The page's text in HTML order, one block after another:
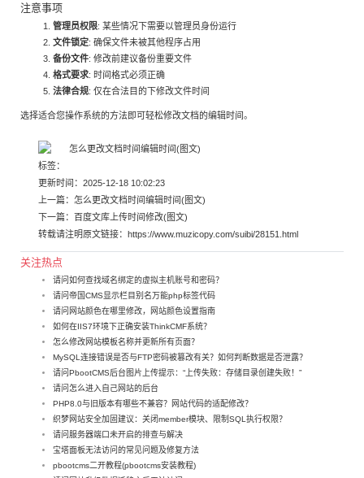
注意事项
管理员权限: 某些情况下需要以管理员身份运行
文件锁定: 确保文件未被其他程序占用
备份文件: 修改前建议备份重要文件
格式要求: 时间格式必须正确
法律合规: 仅在合法目的下修改文件时间
选择适合您操作系统的方法即可轻松修改文档的编辑时间。
标签：
更新时间：2025-12-18 10:02:23
上一篇： 怎么更改文档时间编辑时间(图文)
下一篇： 百度文库上传时间修改(图文)
转载请注明原文链接： https://www.muzicopy.com/suibi/28151.html
关注热点
请问如何查找域名绑定的虚拟主机账号和密码？
请问帝国CMS显示栏目别名万能php标签代码
请问网站颜色在哪里修改，网站颜色设置指南
如何在IIS7环境下正确安装ThinkCMF系统？
怎么修改网站模板名称并更新所有页面？
MySQL连接错误是否与FTP密码被篡改有关？如何判断数据是否泄露？
请问PbootCMS后台图片上传提示：“上传失败：存储目录创建失败！”
请问怎么进入自己网站的后台
PHP8.0与旧版本有哪些不兼容？网站代码的适配修改？
织梦网站安全加固建议：关闭member模块、限制SQL执行权限？
请问服务器端口未开启的排查与解决
宝塔面板无法访问的常见问题及修复方法
pbootcms二开教程(pbootcms安装教程)